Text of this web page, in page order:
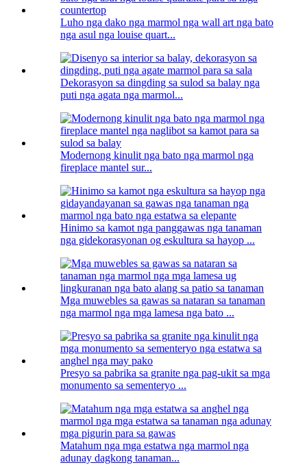
Luho nga dako nga marmol nga wall art nga bato
nga asul nga louise quart...
Dekorasyon sa dingding sa sulod sa balay nga
puti nga agata nga marmol...
Modernong kinulit nga bato nga marmol nga
fireplace mantel sur...
Hinimo sa kamot nga panggawas nga tanaman
nga gidekorasyonan og eskultura sa hayop ...
Mga muwebles sa gawas sa nataran sa tanaman
nga marmol nga mga lamesa nga bato ...
Presyo sa pabrika sa granite nga pag-ukit sa mga
monumento sa sementeryo ...
Matahum nga mga estatwa nga marmol nga
adunay dagkong tanaman...